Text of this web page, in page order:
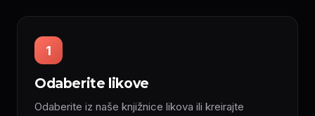
1
Odaberite likove
Odaberite iz naše knjižnice likova ili kreirajte